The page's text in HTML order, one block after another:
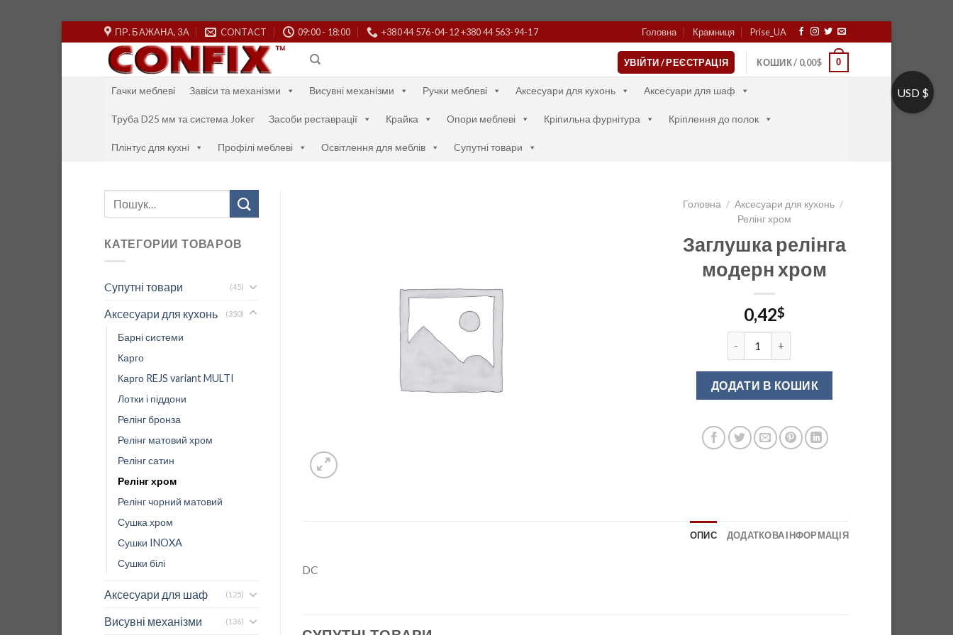
to
ПР. БАЖАНА, 3А CONTACT 09:00 - 18:00 +380 44 576-04-12 +380 44 563-94-17 Головна Крамниця Prise_UA
УВІЙТИ / РЕЄСТРАЦІЯ КОШИК / 0,00$ 0
Гачки меблеві Завіси та механізми Висувні механізми Ручки меблеві Аксесуари для кухонь Аксесуари для шаф
Труба D25 мм та система Joker Засоби реставрації Крайка Опори меблеві Кріпильна фурнітура Кріплення до полок
Плінтус для кухні Профілі меблеві Освітлення для меблів Cупутні товари
Шукати:
КАТЕГОРИИ ТОВАРОВ
Cупутні товари (45)
Аксесуари для кухонь (350)
Барні системи
Карго
Карго REJS variant MULTI
Лотки і піддони
Релінг бронза
Релінг матовий хром
Релінг сатин
Релінг хром
Релінг чорний матовий
Сушка хром
Сушки INOXA
Сушки білі
Аксесуари для шаф (125)
Висувні механізми (136)
Головна / Аксесуари для кухонь /
Релінг хром
Заглушка релінга
модерн хром
0,42$
ДОДАТИ В КОШИК
ОПИС ДОДАТКОВА ІНФОРМАЦІЯ
DC
USD $